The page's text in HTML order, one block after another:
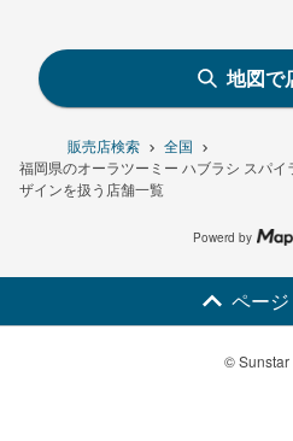
販売店検索
全国
福岡県のオーラツーミー ハブラシ スパ
ザインを扱う店舗一覧
地図で
Powerd by
ペー
© Sunstar